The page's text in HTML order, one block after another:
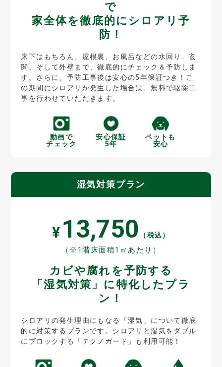
で
家全体を徹底的にシロアリ予
防！
床下はもちろん、屋根裏、お風呂などの水回り、玄
関、そして外壁まで、徹底的にチェック＆予防しま
す。さらに、予防工事後は安心の5年保証つき！こ
の期間にシロアリが発生した場合は、無料で駆除工
事を行わせていただきます。
動画で
チェック
安心保証
5年
ペットも
安心
湿気対策プラン
¥ 13,750 （税込）
（※1階床面積1㎡あたり）
カビや腐れを予防する
「湿気対策」に特化したプラ
ン！
シロアリの発生理由にもなる「湿気」について徹底
的に対策するプランです。シロアリと湿気をダブル
にブロックする「テクノガード」も利用可能！